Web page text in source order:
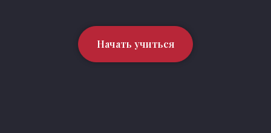
Начать учиться